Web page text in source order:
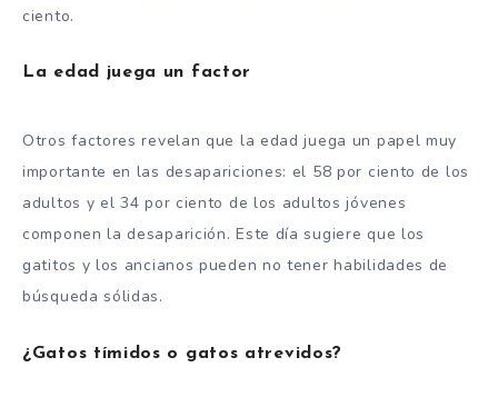
ciento.
La edad juega un factor
Otros factores revelan que la edad juega un papel muy
importante en las desapariciones: el 58 por ciento de los
adultos y el 34 por ciento de los adultos jóvenes
componen la desaparición. Este día sugiere que los
gatitos y los ancianos pueden no tener habilidades de
búsqueda sólidas.
¿Gatos tímidos o gatos atrevidos?